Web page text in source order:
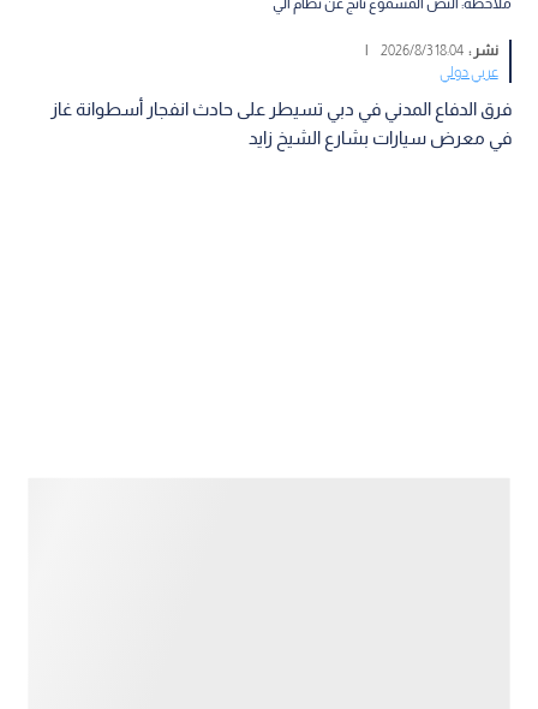
نشر :18:04 2026/8/3
|
عربي دولي
فرق الدفاع المدني في دبي تسيطر على حادث انفجار أسطوانة غاز
في معرض سيارات بشارع الشيخ زايد